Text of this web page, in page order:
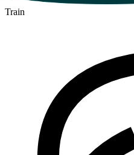
Train